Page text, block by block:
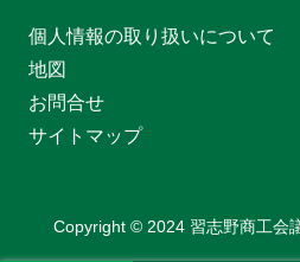
個人情報の取り扱いについて
地図
お問合せ
サイトマップ
Copyright © 2024 習志野商工会